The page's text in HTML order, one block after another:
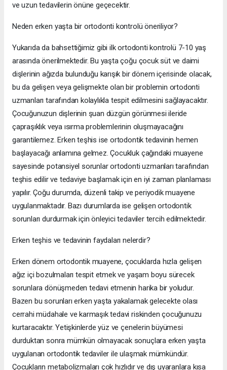
ve uzun tedavilerin önüne geçecektir.
Neden erken yaşta bir ortodonti kontrolü öneriliyor?
Yukarıda da bahsettiğimiz gibi ilk ortodonti kontrolü 7-10 yaş
arasında önerilmektedir. Bu yaşta çoğu çocuk süt ve daimi
dişlerinin ağızda bulunduğu karışık bir dönem içerisinde olacak,
bu da gelişen veya gelişmekte olan bir problemin ortodonti
uzmanları tarafından kolaylıkla tespit edilmesini sağlayacaktır.
Çocuğunuzun dişlerinin şuan düzgün görünmesi ileride
çapraşıklık veya ısırma problemlerinin oluşmayacağını
garantilemez. Erken teşhis ise ortodontik tedavinin hemen
başlayacağı anlamına gelmez. Çocukluk çağındaki muayene
sayesinde potansiyel sorunlar ortodonti uzmanları tarafından
teşhis edilir ve tedaviye başlamak için en iyi zaman planlaması
yapılır. Çoğu durumda, düzenli takip ve periyodik muayene
uygulanmaktadır. Bazı durumlarda ise gelişen ortodontik
sorunları durdurmak için önleyici tedaviler tercih edilmektedir.
Erken teşhis ve tedavinin faydaları nelerdir?
Erken dönem ortodontik muayene, çocuklarda hızla gelişen
ağız içi bozulmaları tespit etmek ve yaşam boyu sürecek
sorunlara dönüşmeden tedavi etmenin harika bir yoludur.
Bazen bu sorunları erken yaşta yakalamak gelecekte olası
cerrahi müdahale ve karmaşık tedavi riskinden çocuğunuzu
kurtaracaktır. Yetişkinlerde yüz ve çenelerin büyümesi
durduktan sonra mümkün olmayacak sonuçlara erken yaşta
uygulanan ortodontik tedaviler ile ulaşmak mümkündür.
Çocukların metabolizmaları çok hızlıdır ve dış uyaranlara kısa